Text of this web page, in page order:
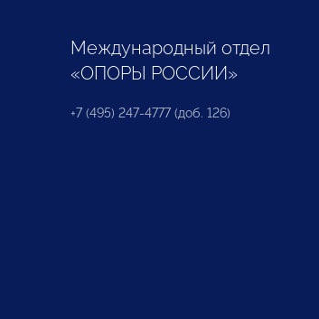
Международный отдел
«ОПОРЫ РОССИИ»
+7 (495) 247-4777 (доб. 126)